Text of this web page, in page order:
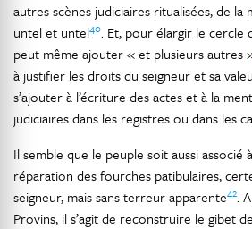
autres scènes judiciaires ritualisées, de
untel et untel40. Et, pour élargir le cercle
peut même ajouter « et plusieurs autres
à justifier les droits du seigneur et sa
s’ajouter à l’écriture des actes et à la
judiciaires dans les registres ou dans les
Il semble que le peuple soit aussi
réparation des fourches patibulaires,
seigneur, mais sans terreur apparente42.
Provins, il s’agit de reconstruire le gibet